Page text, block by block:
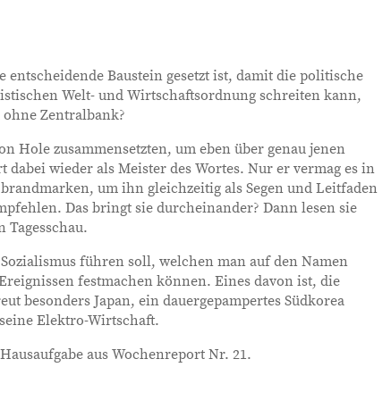
Baustein gesetzt ist, damit die politische
Welt- und Wirtschaftsordnung schreiten kann,
Zentralbank?
Hole zusammensetzten, um eben über genau jenen
wieder als Meister des Wortes. Nur er vermag es in
um ihn gleichzeitig als Segen und Leitfaden
Das bringt sie durcheinander? Dann lesen sie
führen soll, welchen man auf den Namen
festmachen können. Eines davon ist, die
besonders Japan, ein dauergepampertes Südkorea
Elektro-Wirtschaft.
aus Wochenreport Nr. 21.